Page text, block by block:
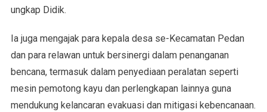
ungkap Didik.
Ia juga mengajak para kepala desa se-Kecamatan Pedan
dan para relawan untuk bersinergi dalam penanganan
bencana, termasuk dalam penyediaan peralatan seperti
mesin pemotong kayu dan perlengkapan lainnya guna
mendukung kelancaran evakuasi dan mitigasi kebencanaan.